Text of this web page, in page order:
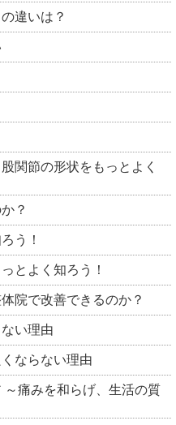
違いは？
関節の形状をもっとよく
？
う！
とよく知ろう！
院で改善できるのか？
い理由
ならない理由
痛みを和らげ、生活の質